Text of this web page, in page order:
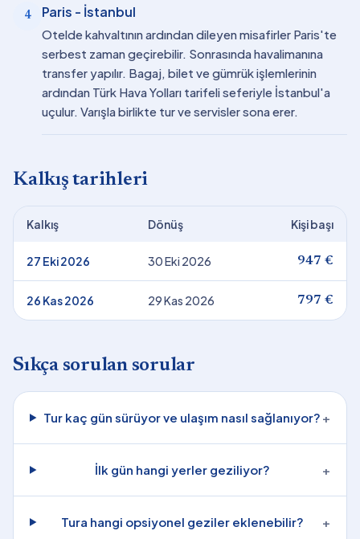
4 Paris - İstanbul
Otelde kahvaltının ardından dileyen misafirler Paris'te
serbest zaman geçirebilir. Sonrasında havalimanına
transfer yapılır. Bagaj, bilet ve gümrük işlemlerinin
ardından Türk Hava Yolları tarifeli seferiyle İstanbul'a
uçulur. Varışla birlikte tur ve servisler sona erer.
Kalkış tarihleri
Kalkış Dönüş Kişi başı
27 Eki 2026 30 Eki 2026 947 €
26 Kas 2026 29 Kas 2026 797 €
Sıkça sorulan sorular
Tur kaç gün sürüyor ve ulaşım nasıl sağlanıyor? +
İlk gün hangi yerler geziliyor? +
Tura hangi opsiyonel geziler eklenebilir? +